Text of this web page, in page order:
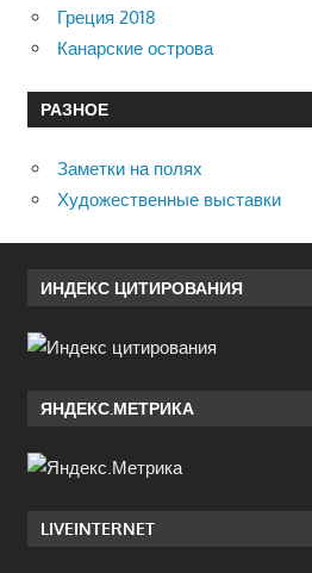
Греция 2018
Канарские острова
РАЗНОЕ
Заметки на полях
Художественные выставки
ИНДЕКС ЦИТИРОВАНИЯ
ЯНДЕКС.МЕТРИКА
LIVEINTERNET